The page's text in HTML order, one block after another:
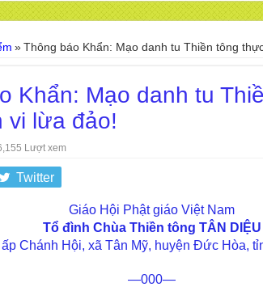
» Thông báo Khẩn: Mạo danh tu Thiền tông
Khẩn: Mạo danh tu
vi lừa đảo!
Lượt xem
Twitter
Giáo Hội Phật giáo Việt Nam
Tổ đình Chùa Thiền tông TÂN DIỆU
Chánh Hội, xã Tân Mỹ, huyện Đức Hòa,
—000—